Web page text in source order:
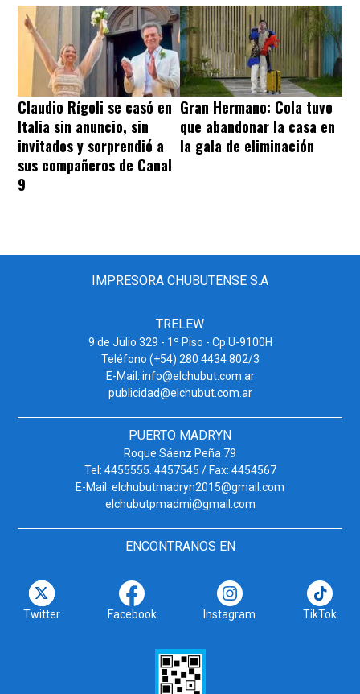
Claudio Rígoli se casó en
Italia sin anuncio, sin
invitados y sorprendió a
sus compañeros de Canal
9
Gran Hermano: Cola tuvo
que abandonar la casa en
la gala de eliminación
IMPRESORA CHUBUTENSE S.A
TRELEW
9 de Julio 329 - 1º Piso - Cp U-9100H
Teléfono (+54) 280 4434 802/3
E-Mail: info@elchubut.com.ar
publicidad@elchubut.com.ar
PUERTO MADRYN
Roque Sáenz Peña 79
Tel: 4455555. 4457545 / Fax: 4454567
E-Mail: elchubutmadryn2015@gmail.com
elchubutpmadmi@gmail.com
ENCONTRANOS EN
Twitter Facebook Instagram TikTok